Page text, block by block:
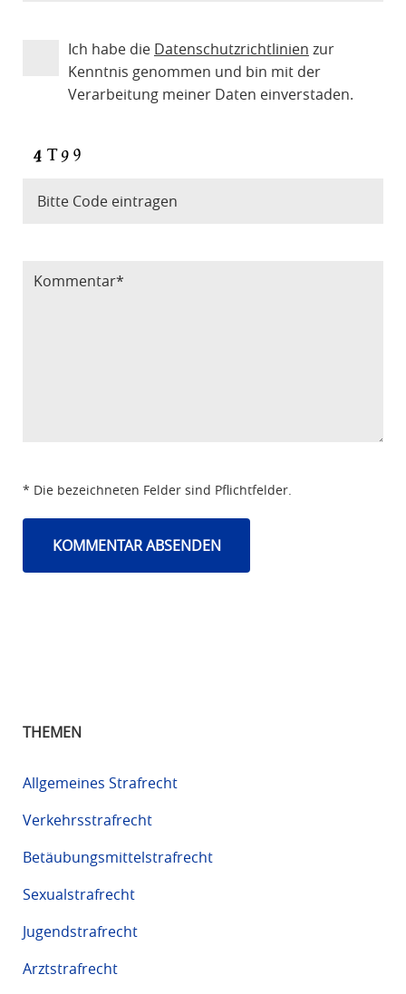
Ich habe die Datenschutzrichtlinien zur
Kenntnis genommen und bin mit der
Verarbeitung meiner Daten einverstaden.
* Die bezeichneten Felder sind Pflichtfelder.
THEMEN
Allgemeines Strafrecht
Verkehrsstrafrecht
Betäubungsmittelstrafrecht
Sexualstrafrecht
Jugendstrafrecht
Arztstrafrecht